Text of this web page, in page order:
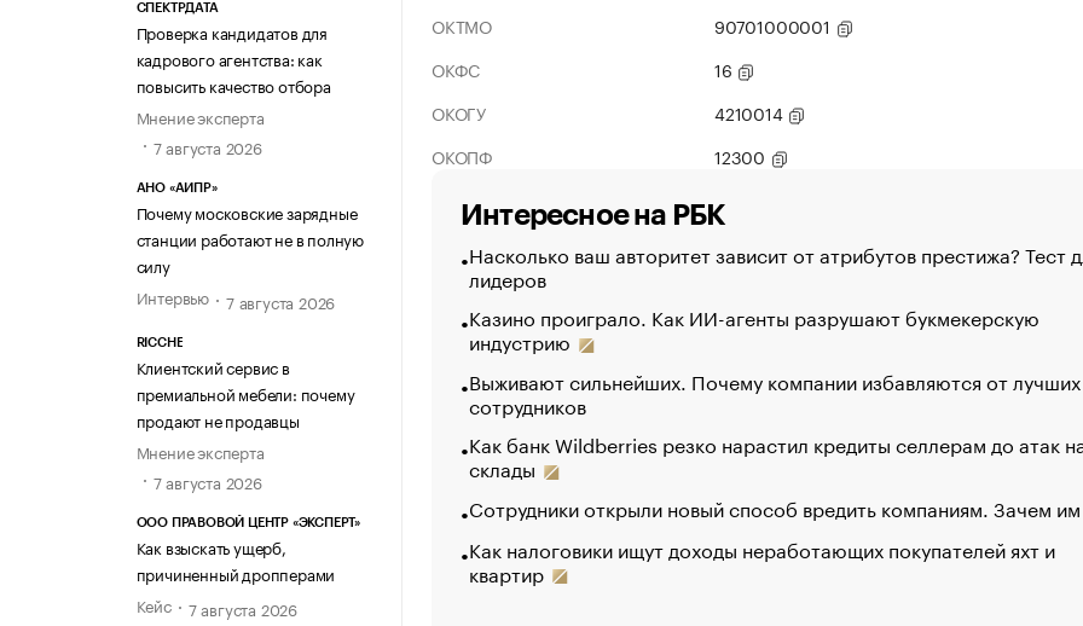
СПЕКТРДАТА
Проверка кандидатов для
кадрового агентства: как
повысить качество отбора
Мнение эксперта
7 августа 2026
АНО «АИПР»
Почему московские зарядные
станции работают не в полную
силу
Интервью
7 августа 2026
RICCHE
Клиентский сервис в
премиальной мебели: почему
продают не продавцы
Мнение эксперта
7 августа 2026
ООО ПРАВОВОЙ ЦЕНТР «ЭКСПЕРТ»
Как взыскать ущерб,
причиненный дропперами
Кейс
7 августа 2026
ОКТМО
90701000001
ОКФС
16
ОКОГУ
4210014
ОКОПФ
12300
Интересное на РБК
Насколько ваш авторитет зависит от атрибутов престижа? Тест
лидеров
Казино проиграло. Как ИИ-агенты разрушают букмекерскую
индустрию
Выживают сильнейших. Почему компании избавляются от лучших
сотрудников
Как банк Wildberries резко нарастил кредиты селлерам до атак
склады
Сотрудники открыли новый способ вредить компаниям. Зачем
Как налоговики ищут доходы неработающих покупателей яхт и
квартир